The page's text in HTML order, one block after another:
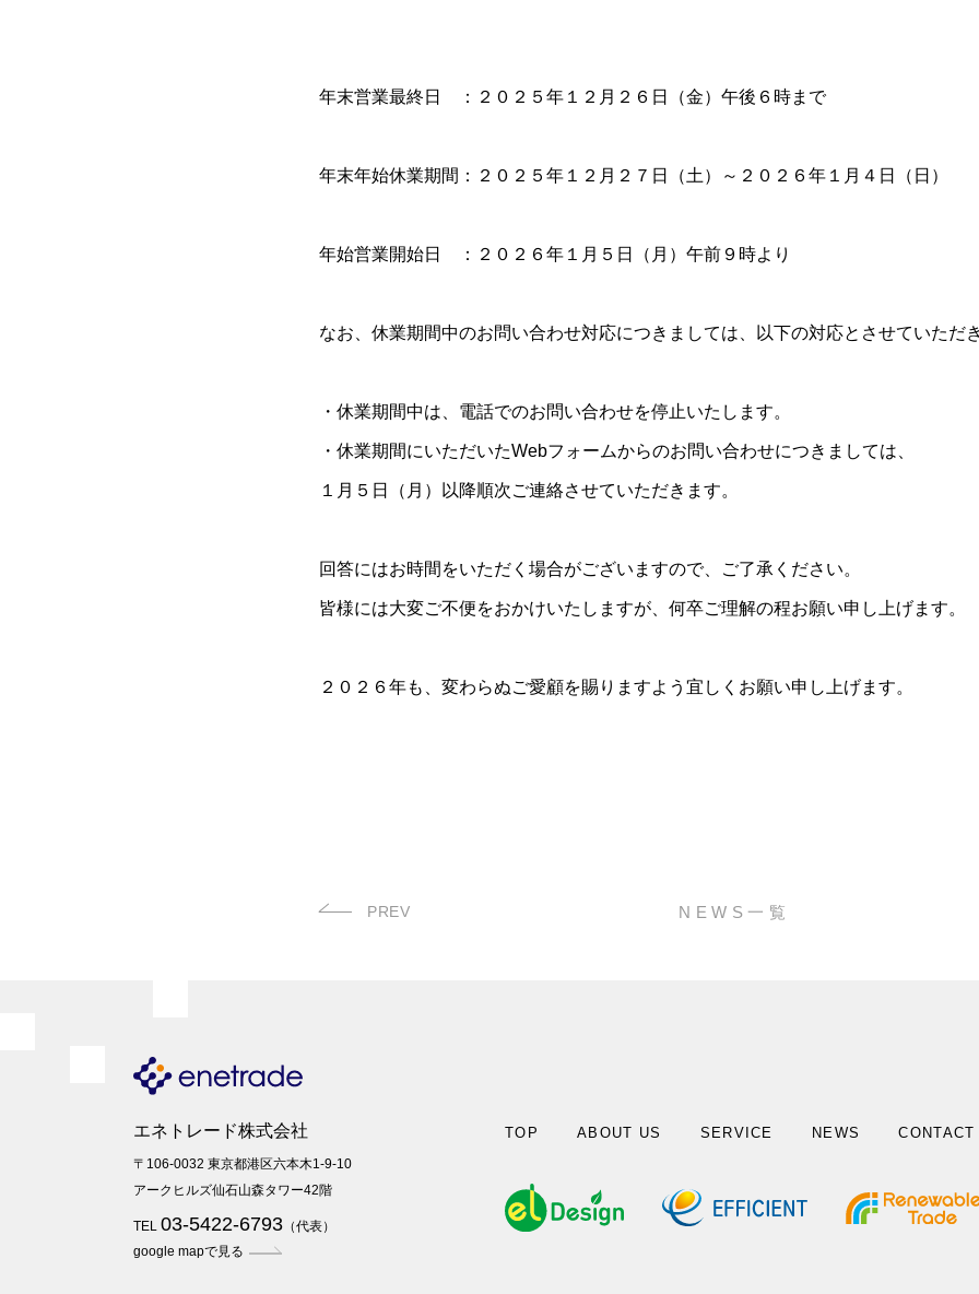
年末営業最終日 ：２０２５年１２月２６日（金）午後６時まで
年末年始休業期間：２０２５年１２月２７日（土）～２０２６年１月４日（日）
年始営業開始日 ：２０２６年１月５日（月）午前９時より
なお、休業期間中のお問い合わせ対応につきましては、以下の対応とさせていただ
・休業期間中は、電話でのお問い合わせを停止いたします。
・休業期間にいただいたWebフォームからのお問い合わせにつきましては、
１月５日（月）以降順次ご連絡させていただきます。
回答にはお時間をいただく場合がございますので、ご了承ください。
皆様には大変ご不便をおかけいたしますが、何卒ご理解の程お願い申し上げます。
２０２６年も、変わらぬご愛顧を賜りますよう宜しくお願い申し上げます。
PREV NEWS一覧
エネトレード株式会社
〒106-0032 東京都港区六本木1-9-10
アークヒルズ仙石山森タワー42階
TEL 03-5422-6793 （代表）
google mapで見る
TOP ABOUT US SERVICE NEWS CONTACT